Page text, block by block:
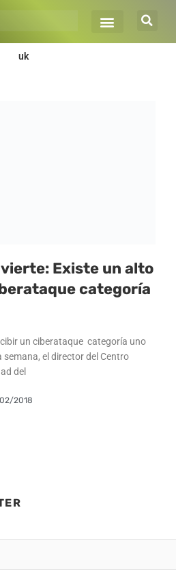
uk
Existe un alto
categoría
un ciberataque categoría uno
semana, el director del Centro
del
2018